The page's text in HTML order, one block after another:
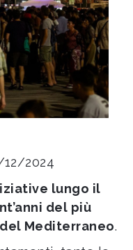
2024
lungo il
del più
Mediterraneo.